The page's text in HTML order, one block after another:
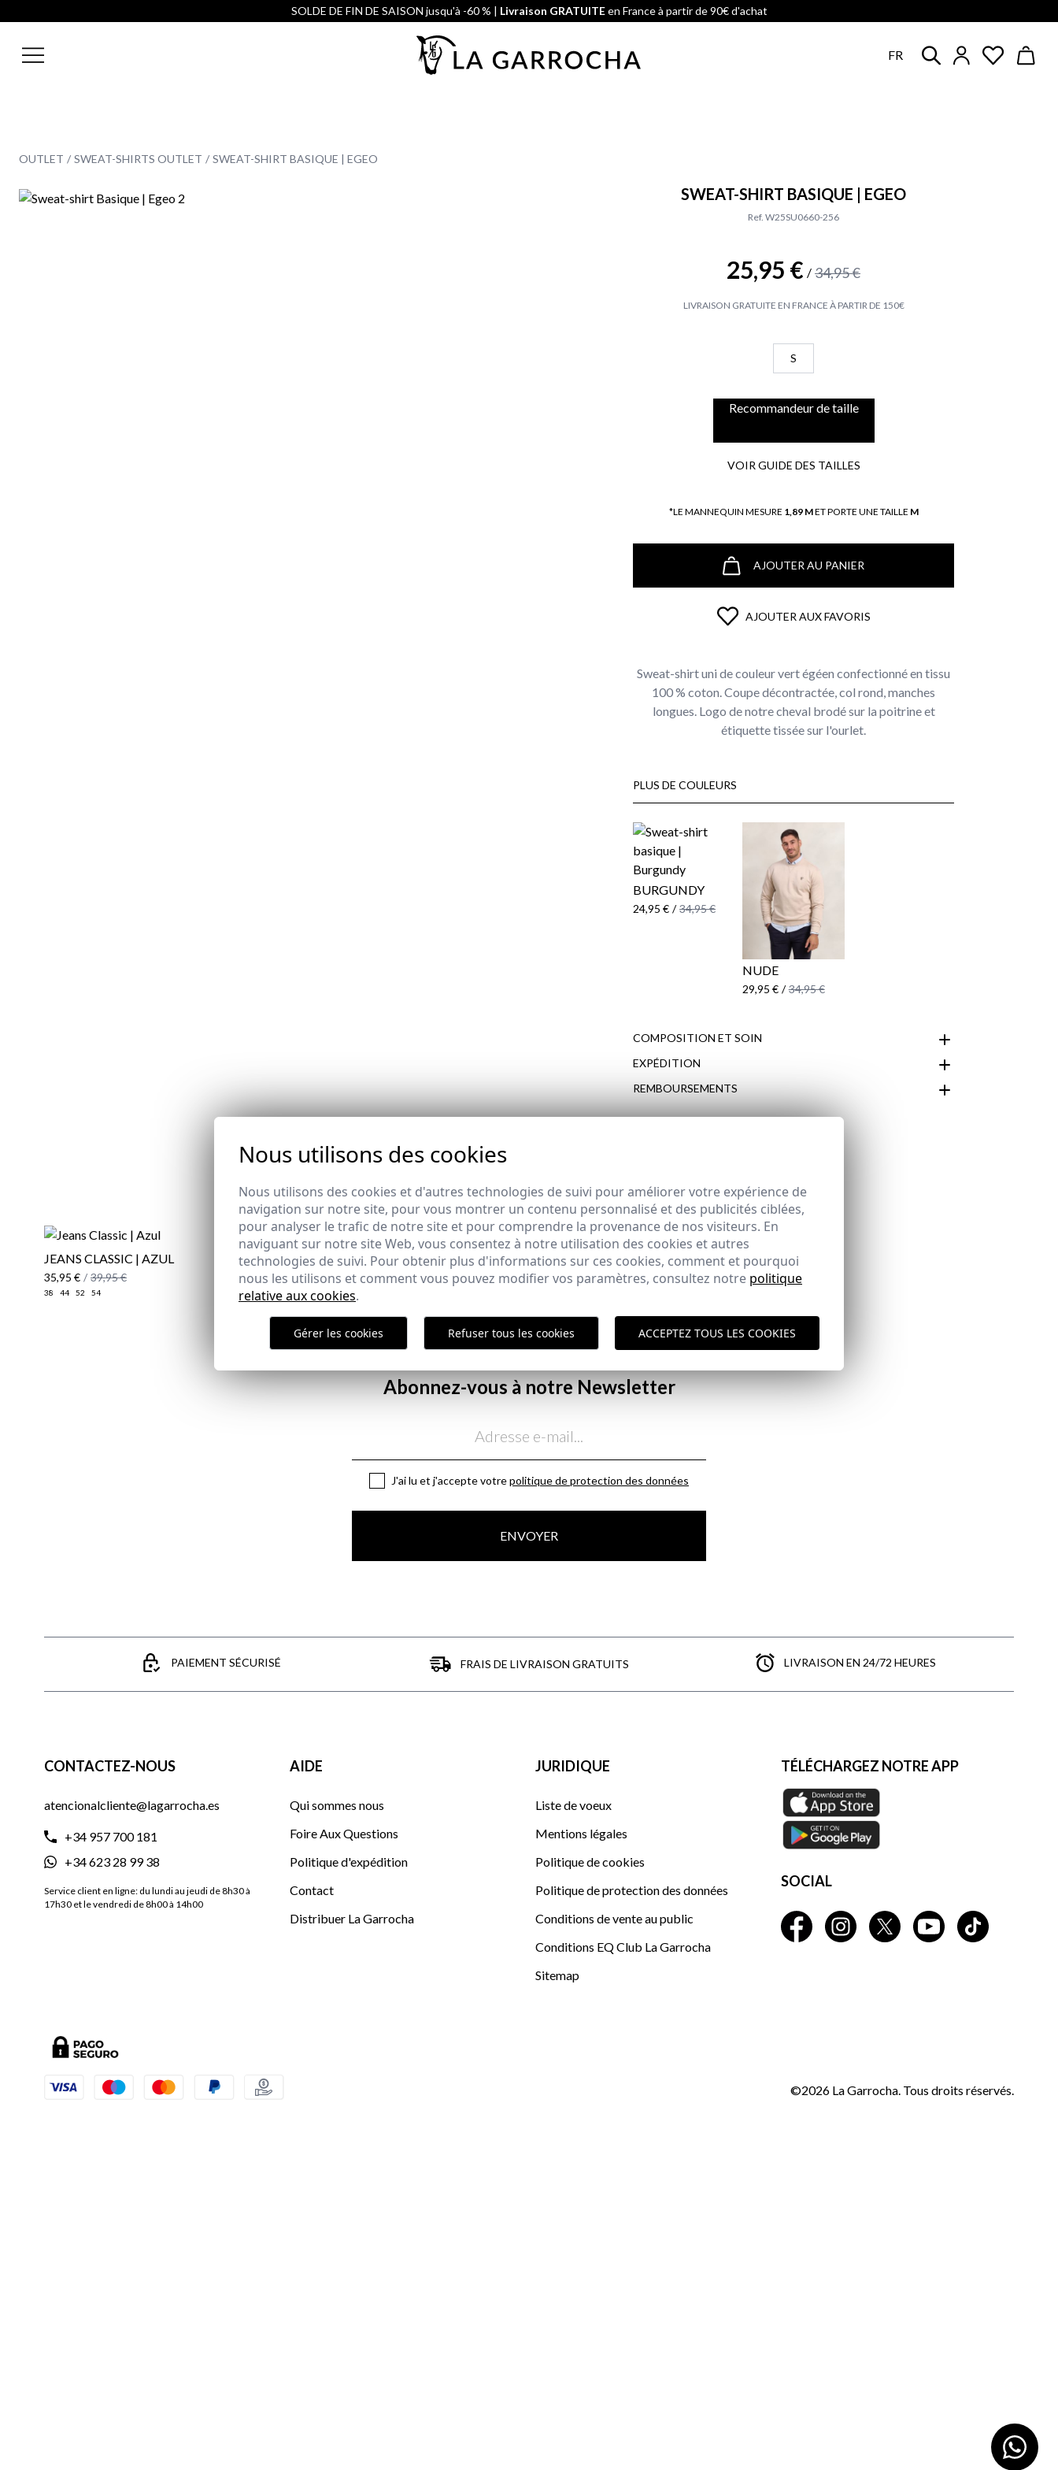
SOLDE DE FIN DE SAISON jusqu'à -60 % | Livraison GRATUITEen France à partir de 90€ d'achat
FR
OUTLET SWEAT-SHIRTS OUTLET SWEAT-SHIRT BASIQUE | EGEO
SWEAT-SHIRT BASIQUE | EGEO
Ref. W25SU0660-256
25,95 € / 34,95 €
LIVRAISON GRATUITE EN FRANCE À PARTIR DE 150€
S
Recommandeur de taille
VOIR GUIDE DES TAILLES
*LE MANNEQUIN MESURE 1,89 MET PORTE UNE TAILLE M
AJOUTER AU PANIER
AJOUTER AUX FAVORIS
Sweat-shirt uni de couleur vert égéen confectionné en tissu
100 % coton. Coupe décontractée, col rond, manches
longues. Logo de notre cheval brodé sur la poitrine et
étiquette tissée sur l'ourlet.
PLUS DE COULEURS
BURGUNDY
24,95 € / 34,95 €
NUDE
29,95 € / 34,95 €
COMPOSITION ET SOIN
EXPÉDITION
Politique d'expédition
REMBOURSEMENTS
JEANS CLASSIC | AZUL
35,95 € / 39,95 €
38 44 52 54
CHEMISE EN DENIM | AZUL
29,95 € / 39,95 €
XS
Abonnez-vous à notre Newsletter
J'ai lu et j'accepte votrepolitique de protection des données
ENVOYER
PAIEMENT SÉCURISÉ FRAIS DE LIVRAISON GRATUITS LIVRAISON EN 24/72 HEURES
CONTACTEZ-NOUS
atencionalcliente@lagarrocha.es
+34 957 700 181
+34 623 28 99 38
Service client en ligne: du lundi au jeudi de 8h30 à
17h30 et le vendredi de 8h00 à 14h00
AIDE
Qui sommes nous
Foire Aux Questions
Politique d'expédition
Contact
Distribuer La Garrocha
JURIDIQUE
Liste de voeux
Mentions légales
Politique de cookies
Politique de protection des données
Conditions de vente au public
Conditions EQ Club La Garrocha
Sitemap
TÉLÉCHARGEZ NOTRE APP
SOCIAL
©2026 La Garrocha. Tous droits réservés.
Nous utilisons des cookies
Nous utilisons des cookies et d'autres technologies de suivi pour améliorer votre expérience de
navigation sur notre site, pour vous montrer un contenu personnalisé et des publicités ciblées,
pour analyser le trafic de notre site et pour comprendre la provenance de nos visiteurs. En
naviguant sur notre site Web, vous consentez à notre utilisation des cookies et autres
technologies de suivi. Pour obtenir plus d'informations sur ces cookies, comment et pourquoi
nous les utilisons et comment vous pouvez modifier vos paramètres, consultez notre politique
relative aux cookies.
Gérer les cookies Refuser tous les cookies ACCEPTEZ TOUS LES COOKIES